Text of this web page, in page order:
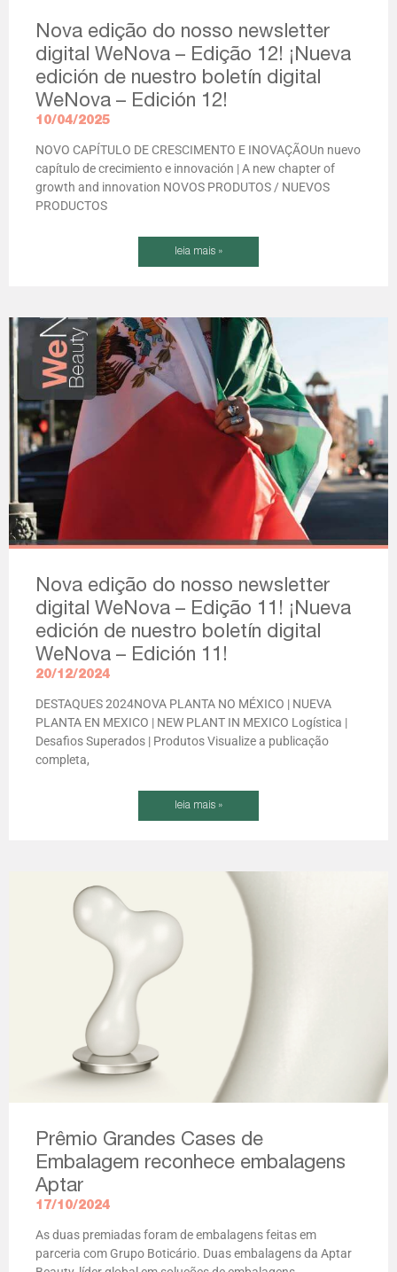
Nova edição do nosso newsletter
digital WeNova – Edição 12! ¡Nueva
edición de nuestro boletín digital
WeNova – Edición 12!
10/04/2025
NOVO CAPÍTULO DE CRESCIMENTO E INOVAÇÃOUn nuevo
capítulo de crecimiento e innovación | A new chapter of
growth and innovation NOVOS PRODUTOS / NUEVOS
PRODUCTOS
leia mais »
Nova edição do nosso newsletter
digital WeNova – Edição 11! ¡Nueva
edición de nuestro boletín digital
WeNova – Edición 11!
20/12/2024
DESTAQUES 2024NOVA PLANTA NO MÉXICO | NUEVA
PLANTA EN MEXICO | NEW PLANT IN MEXICO Logística |
Desafios Superados | Produtos Visualize a publicação
completa,
leia mais »
Prêmio Grandes Cases de
Embalagem reconhece embalagens
Aptar
17/10/2024
As duas premiadas foram de embalagens feitas em
parceria com Grupo Boticário. Duas embalagens da Aptar